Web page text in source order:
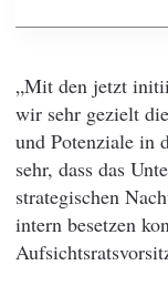
„Mit den jetzt
wir sehr gezielt
und Potenziale in
sehr, dass das
strategischen
intern besetzen